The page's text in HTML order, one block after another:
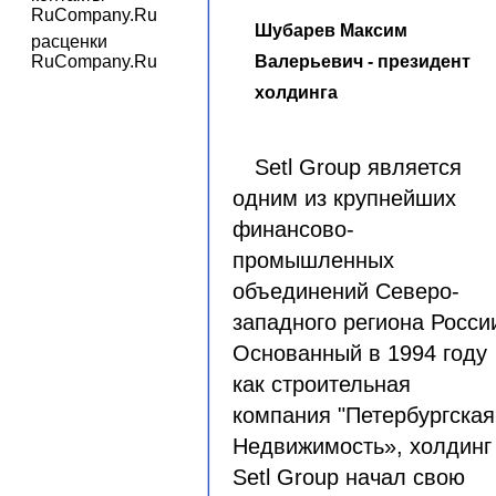
RuCompany.Ru
расценки
RuCompany.Ru
Шубарев Максим
Валерьевич - президент
холдинга
Setl Group является
одним из крупнейших
финансово-
промышленных
объединений Северо-
западного региона
Основанный в 1994 году
как строительная
компания "Петербургская
Недвижимость», холдинг
Setl Group начал свою